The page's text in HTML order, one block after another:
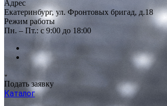
Адрес
Екатеринбург, ул. Фронтовых бригад, д.18
Режим работы
Пн. – Пт.: с 9:00 до 18:00
Подать заявку
Каталог